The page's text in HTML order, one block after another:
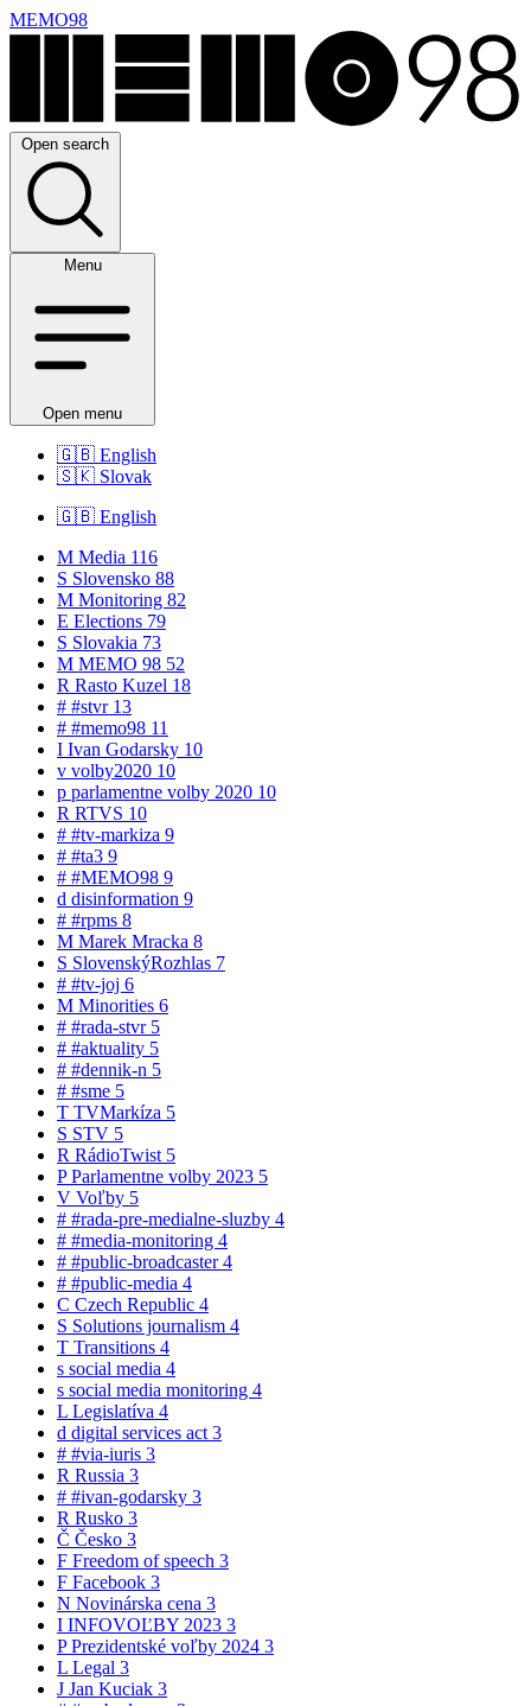
MEMO98
Open search
Menu
Open menu
🇬🇧 English
🇸🇰 Slovak
🇬🇧 English
M Media 116
S Slovensko 88
M Monitoring 82
E Elections 79
S Slovakia 73
M MEMO 98 52
R Rasto Kuzel 18
# #stvr 13
# #memo98 11
I Ivan Godarsky 10
v volby2020 10
p parlamentne volby 2020 10
R RTVS 10
# #tv-markiza 9
# #ta3 9
# #MEMO98 9
d disinformation 9
# #rpms 8
M Marek Mracka 8
S SlovenskýRozhlas 7
# #tv-joj 6
M Minorities 6
# #rada-stvr 5
# #aktuality 5
# #dennik-n 5
# #sme 5
T TVMarkíza 5
S STV 5
R RádioTwist 5
PParlamentne volby 2023 5
V Voľby 5
# #rada-pre-medialne-sluzby 4
# #media-monitoring 4
# #public-broadcaster4
# #public-media 4
C Czech Republic 4
S Solutions journalism 4
T Transitions 4
s social media 4
s social media monitoring 4
L Legislatíva 4
d digital services act 3
# #via-iuris 3
R Russia 3
# #ivan-godarsky 3
R Rusko 3
Č Česko 3
F Freedom of speech 3
F Facebook 3
N Novinárska cena 3
I INFOVOĽBY 2023 3
PPrezidentské voľby 2024 3
L Legal 3
J Jan Kuciak 3